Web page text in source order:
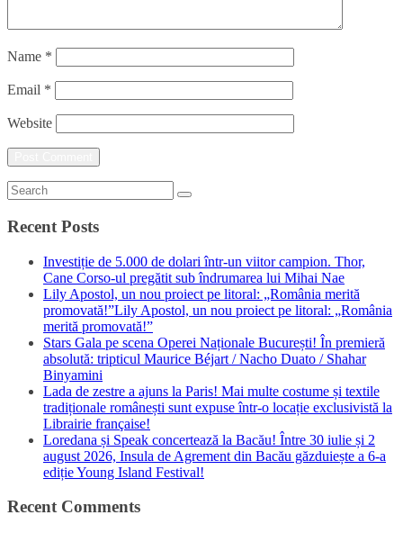
Name *
Email *
Website
Recent Posts
Investiție de 5.000 de dolari într-un viitor campion. Thor,
Cane Corso-ul pregătit sub îndrumarea lui Mihai Nae
Lily Apostol, un nou proiect pe litoral: „România merită
promovată!”Lily Apostol, un nou proiect pe litoral: „România
merită promovată!”
Stars Gala pe scena Operei Naționale București! În premieră
absolută: tripticul Maurice Béjart / Nacho Duato / Shahar
Binyamini
Lada de zestre a ajuns la Paris! Mai multe costume și textile
tradiționale românești sunt expuse într-o locație exclusivistă la
Librairie française!
Loredana și Speak concertează la Bacău! Între 30 iulie și 2
august 2026, Insula de Agrement din Bacău găzduiește a 6-a
ediție Young Island Festival!
Recent Comments